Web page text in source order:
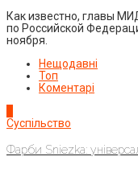
Как известно, главы
по Российской
ноября.
Нещодавні
Топ
Коментарі
Суспільство
Фарби Sniezka: